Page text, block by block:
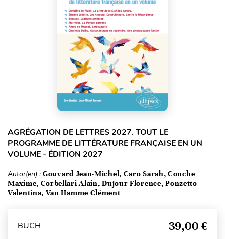
AGRÉGATION DE LETTRES 2027. TOUT LE
PROGRAMME DE LITTÉRATURE FRANÇAISE EN UN
VOLUME - ÉDITION 2027
Autor(en) : Gouvard Jean-Michel, Caro Sarah, Conche
Maxime, Corbellari Alain, Dujour Florence, Ponzetto
Valentina, Van Hamme Clément
BUCH 39,00 €